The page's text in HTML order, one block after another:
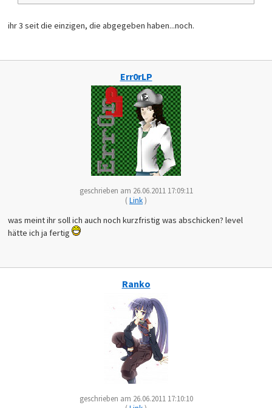
ihr 3 seit die einzigen, die abgegeben haben...noch.
Err0rLP
geschrieben am 26.06.2011 17:09:11
(Link)
was meint ihr soll ich auch noch kurzfristig was abschicken? level
hätte ich ja fertig
Ranko
geschrieben am 26.06.2011 17:10:10